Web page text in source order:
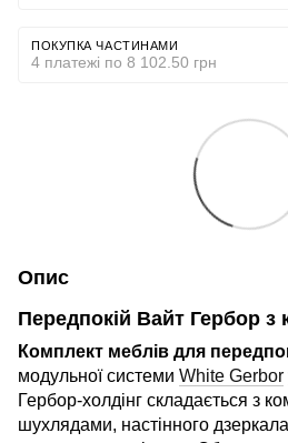
ПОКУПКА ЧАСТИНАМИ
4 платежі по 8 102.50 грн
Опис
Передпокій Вайт Гербор з
Комплект меблів для
модульної системи White Gerbor
Гербор-холдінг складається з
шухлядами, настінного